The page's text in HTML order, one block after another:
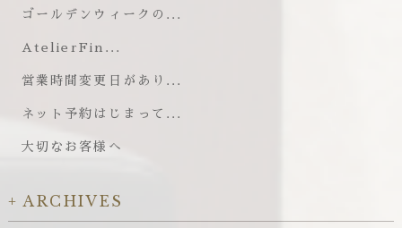
ゴールデンウィークの...
AtelierFin...
営業時間変更日があり...
ネット予約はじまって...
大切なお客様へ
ARCHIVES